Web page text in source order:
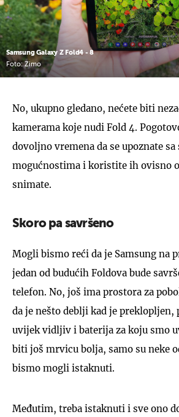
Samsung Galaxy Z Fold4 - 8
Foto: Zimo
No, ukupno gledano, nećete biti
kamerama koje nudi Fold 4.
dovoljno vremena da se upoznate
mogućnostima i koristite ih ovisno
snimate.
Skoro pa savršeno
Mogli bismo reći da je Samsung na
jedan od budućih Foldova bude
telefon. No, još ima prostora za
da je nešto deblji kad je preklopljen,
uvijek vidljiv i baterija za koju smo
biti još mrvicu bolja, samo su neke
bismo mogli istaknuti.
Međutim, treba istaknuti i sve ono